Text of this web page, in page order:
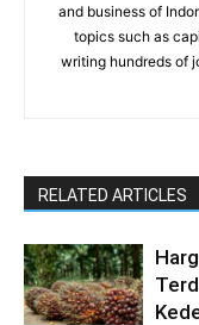
and business of
topics such as
writing hundreds of
RELATED ARTICLES